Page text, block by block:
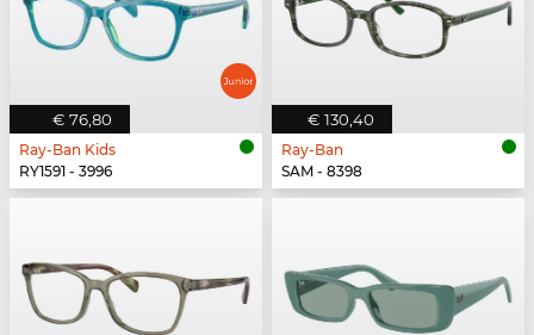
€ 76,80
Ray-Ban Kids
RY1591 - 3996
€ 130,40
Ray-Ban
SAM - 8398